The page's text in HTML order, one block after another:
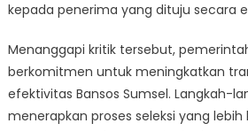
kepada penerima yang dituju secara
Menanggapi kritik tersebut,
berkomitmen untuk meningkatkan
efektivitas Bansos Sumsel. Langkah-
menerapkan proses seleksi yang